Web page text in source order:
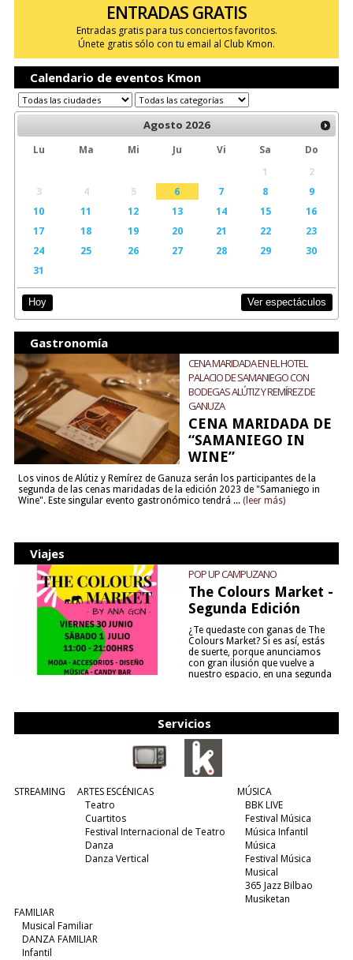
ENTRADAS GRATIS
Entradas gratis para tus conciertos favoritos.
Únete gratis sólo con tu email al Club Kmon.
Calendario de eventos Kmon
Agosto 2026
Lu Ma Mi Ju Vi Sa
Do
1
2
3
4 5 6 7 8
9
10
11 12 13 14 15
16
17
18 19 20 21 22
23
24
25 26 27 28 29
30
31
Hoy Ver espectáculos
Gastronomía
CENA MARIDADA EN EL HOTEL
PALACIO DE SAMANIEGO CON
BODEGAS ALÚTIZ Y REMÍREZ DE
GANUZA
CENA MARIDADA DE
“SAMANIEGO IN
WINE”
Los vinos de Alútiz y Remírez de Ganuza serán los participantes de la
segunda de las cenas maridadas de la edición 2023 de "Samaniego in
Wine". Este singular evento gastronómico tendrá ... (leer más)
Viajes
POP UP CAMPUZANO
The Colours Market -
Segunda Edición
¿Te quedaste con ganas de The
Colours Market? Si es así, estás
de suerte, porque anunciamos
con gran ilusión que vuelve a
nuestro espacio, en una segunda
Servicios
STREAMING
ARTES ESCÉNICAS
Teatro
Cuartitos
Festival Internacional de Teatro
Danza
Danza Vertical
MÚSICA
BBK LIVE
Festival Música
Música Infantil
Música
Festival Música
Musical
365 Jazz Bilbao
Musiketan
FAMILIAR
Musical Familiar
DANZA FAMILIAR
Infantil